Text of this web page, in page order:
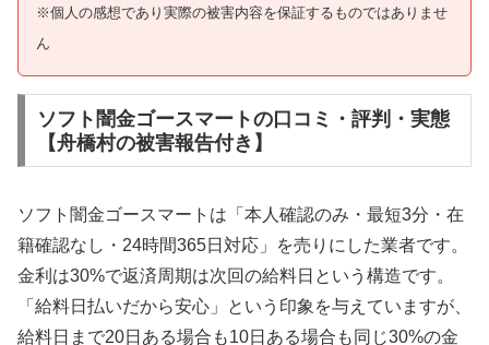
※個人の感想であり実際の被害内容を保証するものではありませ
ん
ソフト闇金ゴースマートの口コミ・評判・実態
【舟橋村の被害報告付き】
ソフト闇金ゴースマートは「本人確認のみ・最短3分・在
籍確認なし・24時間365日対応」を売りにした業者です。
金利は30%で返済周期は次回の給料日という構造です。
「給料日払いだから安心」という印象を与えていますが、
給料日まで20日ある場合も10日ある場合も同じ30%の金